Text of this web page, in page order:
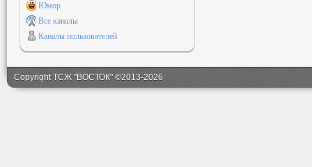
Юмор
Все каналы
Каналы пользователей
Copyright ТСЖ "ВОСТОК" ©2013-2026